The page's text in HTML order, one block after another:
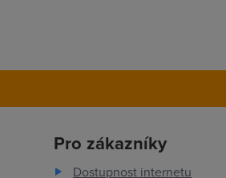
Pro zákazníky
Dostupnost internetu